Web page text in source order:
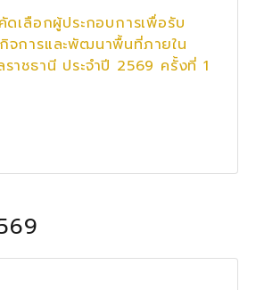
ดเลือกผู้ประกอบการเพื่อรับ
จการและพัฒนาพื้นที่ภายใน
าชธานี ประจำปี 2569 ครั้งที่ 1